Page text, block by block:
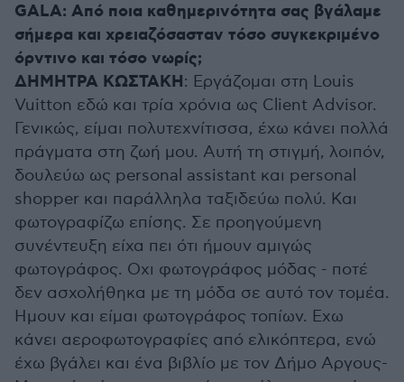
GALA: Από ποια καθημερινότητα σας βγάλαμε
σήμερα και χρειαζόσασταν τόσο συγκεκριμένο
όρντινο και τόσο νωρίς;
ΔΗΜΗΤΡΑ ΚΩΣΤΑΚΗ: Εργάζομαι στη Louis
Vuitton εδώ και τρία χρόνια ως Client Advisor.
Γενικώς, είμαι πολυτεχνίτισσα, έχω κάνει πολλά
πράγματα στη ζωή μου. Αυτή τη στιγμή, λοιπόν,
δουλεύω ως personal assistant και personal
shopper και παράλληλα ταξιδεύω πολύ. Και
φωτογραφίζω επίσης. Σε προηγούμενη
συνέντευξη είχα πει ότι ήμουν αμιγώς
φωτογράφος. Οχι φωτογράφος μόδας - ποτέ
δεν ασχολήθηκα με τη μόδα σε αυτό τον τομέα.
Ημουν και είμαι φωτογράφος τοπίων. Εχω
κάνει αεροφωτογραφίες από ελικόπτερα, ενώ
έχω βγάλει και ένα βιβλίο με τον Δήμο Αργους-